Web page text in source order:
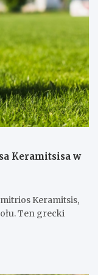
Keramitsisa w
Keramitsis,
Ten grecki